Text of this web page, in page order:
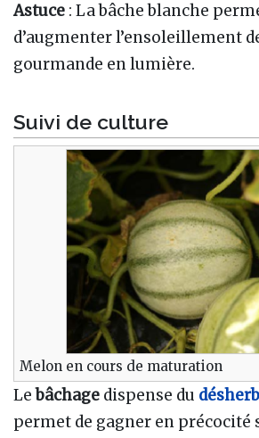
Astuce : La bâche blanche
d’augmenter l’ensoleillement
gourmande en lumière.
Suivi de culture
Melon en cours de maturation
Lebâchage dispense du
permet de gagner en précocité